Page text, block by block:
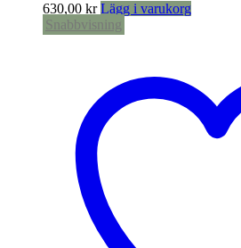
630,00 kr Lägg i varukorg
Snabbvisning